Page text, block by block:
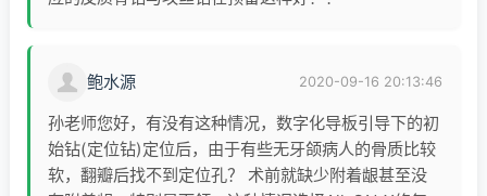
鲍水源 2020-09-16 20:13:46
孙老师您好，有没有这种情况，数字化导板引导下的初
始钻(定位钻)定位后，由于有些无牙颌病人的骨质比较
软，翻瓣后找不到定位孔？ 术前就缺少附着龈甚至没